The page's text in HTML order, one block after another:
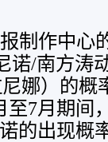
制作中心
诺/南方涛
娜）的概
至7月期间
的出现概